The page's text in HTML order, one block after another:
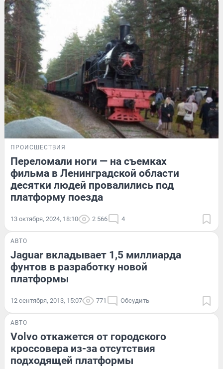
ПРОИСШЕСТВИЯ
Переломали ноги — на съемках
фильма в Ленинградской области
десятки людей провалились под
платформу поезда
13 октября, 2024, 18:10 2 566 4
АВТО
Jaguar вкладывает 1,5 миллиарда
фунтов в разработку новой
платформы
12 сентября, 2013, 15:07 771 Обсудить
АВТО
Volvo откажется от городского
кроссовера из-за отсутствия
подходящей платформы